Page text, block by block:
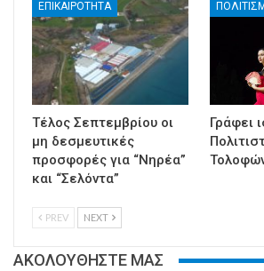
ΕΠΙΚΑΙΡΟΤΗΤΑ
Τέλος Σεπτεμβρίου οι
μη δεσμευτικές
προσφορές για “Νηρέα”
και “Σελόντα”
Γράφει
PREV NEXT
ΑΚΟΛΟΥΘΗΣΤΕ ΜΑΣ